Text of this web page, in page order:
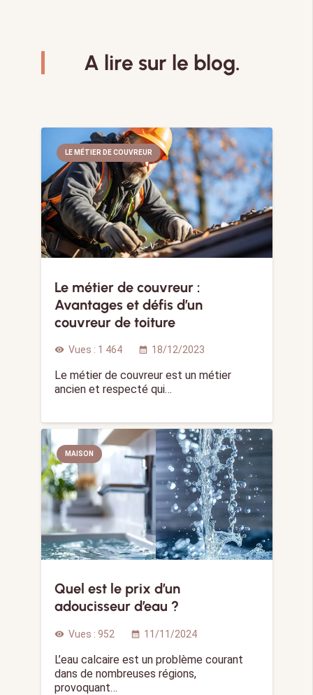
A lire sur le blog.
LE MÉTIER DE COUVREUR
Le métier de couvreur :
Avantages et défis d’un
couvreur de toiture
visibility Vues : 1 464 calendar_month 18/12/2023
Le métier de couvreur est un métier
ancien et respecté qui…
MAISON
Quel est le prix d’un
adoucisseur d’eau ?
visibility Vues : 952 calendar_month 11/11/2024
L’eau calcaire est un problème courant
dans de nombreuses régions,
provoquant…